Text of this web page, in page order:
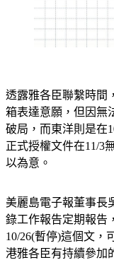
透露雅各臣聯繫時間
箱表達意願，但因無
破局，而東洋則是在
正式授權文件在11/3
以為意。
美麗島電子報董事長
錄工作報告定期報告
10/26(暫停)這個文，
港雅各臣有持續參加